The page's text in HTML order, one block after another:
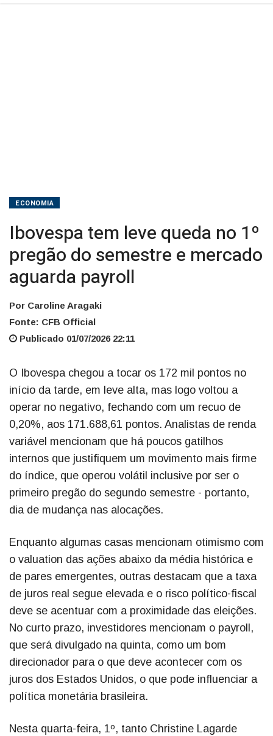
ECONOMIA
Ibovespa tem leve queda no 1º
pregão do semestre e mercado
aguarda payroll
Por Caroline Aragaki
Fonte: CFB Official
Publicado 01/07/2026 22:11
O Ibovespa chegou a tocar os 172 mil pontos no
início da tarde, em leve alta, mas logo voltou a
operar no negativo, fechando com um recuo de
0,20%, aos 171.688,61 pontos. Analistas de renda
variável mencionam que há poucos gatilhos
internos que justifiquem um movimento mais firme
do índice, que operou volátil inclusive por ser o
primeiro pregão do segundo semestre - portanto,
dia de mudança nas alocações.
Enquanto algumas casas mencionam otimismo com
o valuation das ações abaixo da média histórica e
de pares emergentes, outras destacam que a taxa
de juros real segue elevada e o risco político-fiscal
deve se acentuar com a proximidade das eleições.
No curto prazo, investidores mencionam o payroll,
que será divulgado na quinta, como um bom
direcionador para o que deve acontecer com os
juros dos Estados Unidos, o que pode influenciar a
política monetária brasileira.
Nesta quarta-feira, 1º, tanto Christine Lagarde